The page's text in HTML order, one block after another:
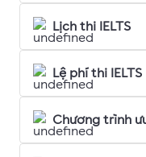
Lịch thi IELTS
Lệ phí thi IELTS
Chương trình